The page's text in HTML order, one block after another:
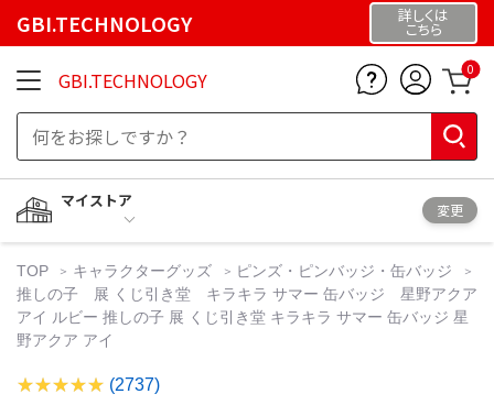
GBI.TECHNOLOGY 詳しくは
こちら
GBI.TECHNOLOGY 0
マイストア
変更
TOP キャラクターグッズ
ピンズ・ピンバッジ・缶バッジ
推しの子 展 くじ引き堂 キラキラ サマー 缶バッジ 星野アクア
アイ ルビー 推しの子 展 くじ引き堂 キラキラ サマー 缶バッジ 星
野アクア アイ
(2737)